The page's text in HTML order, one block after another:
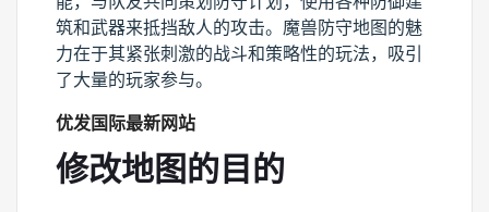
筑和武器来抵挡敌人的攻击。魔兽防守地图的魅
力在于其紧张刺激的战斗和策略性的玩法，吸引
了大量的玩家参与。
优发国际最新网站
修改地图的目的